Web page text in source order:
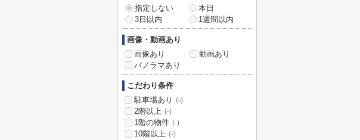
指定しない
本日
3日以内
1週間以内
画像・動画あり
画像あり
動画あり
パノラマあり
こだわり条件
駐車場あり
(-)
2階以上 (-)
1階の物件 (-)
10階以上 (-)